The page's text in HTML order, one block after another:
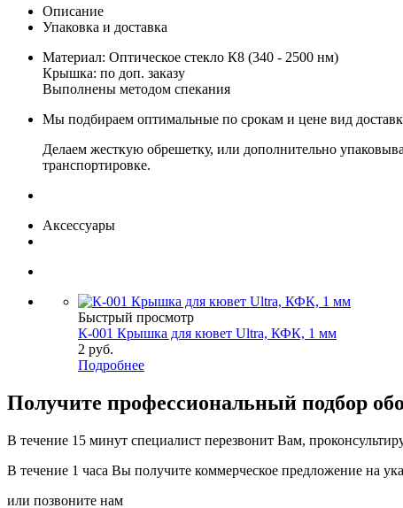
Описание
Упаковка и доставка
Материал: Оптическое стекло К8 (340 - 2500 нм)
Крышка: по доп. заказу
Выполнены методом спекания
Мы подбираем оптимальные по срокам и цене вид
Делаем жесткую обрешетку, или дополнительно
транспортировке.
Аксессуары
Быстрый просмотр
К-001 Крышка для кювет Ultra, КФК, 1 мм
2 руб.
Подробнее
Получите профессиональный подбор
В течение 15 минут специалист перезвонит Вам,
В течение 1 часа Вы получите коммерческое предложение на
или позвоните нам